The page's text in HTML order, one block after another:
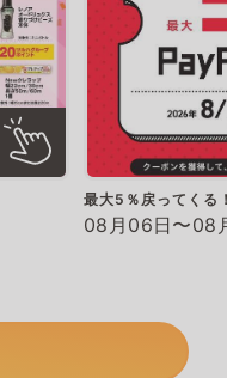
最大5％戻ってくる
08月06日〜08